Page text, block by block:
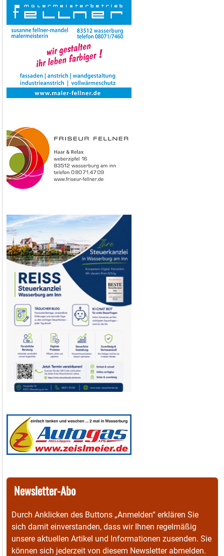
Newsletter-Abo
Durch Anklicken des Buttons „Anmelden“ erklären Sie
sich damit einverstanden, dass wir Ihnen regelmäßig
unsere aktuellen Artikel und Informationen zusenden. Sie
können sich jederzeit von diesem Newsletter abmelden.